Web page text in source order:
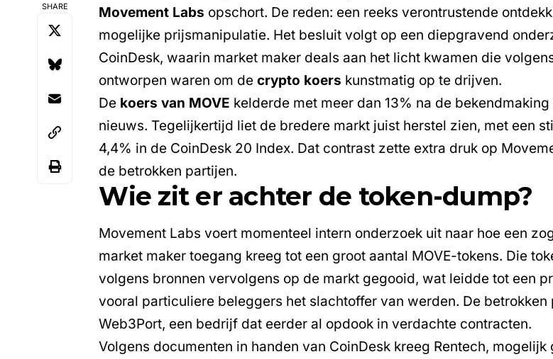
SHARE
Movement Labs opschort. De reden: een reeks verontrustende
mogelijke prijsmanipulatie. Het besluit volgt op een diepgravend
CoinDesk, waarin market maker deals aan het licht kwamen die
ontworpen waren om decrypto koers kunstmatig op te drijven.
De koers van MOVE kelderde met meer dan 13% na de
nieuws. Tegelijkertijd liet de bredere markt juist herstel zien, met een
4,4% in de CoinDesk 20 Index. Dat contrast zette extra druk op
de betrokken partijen.
Wie zit er achter de token-dump?
Movement Labs voert momenteel intern onderzoek uit naar hoe een
market maker toegang kreeg tot een groot aantal MOVE-tokens. Die
volgens bronnen vervolgens op de markt gegooid, wat leidde tot een
vooral particuliere beleggers het slachtoffer van werden. De betrokken
Web3Port, een bedrijf dat eerder al opdook in verdachte contracten.
Volgens documenten in handen van CoinDesk kreeg Rentech, mogelijk